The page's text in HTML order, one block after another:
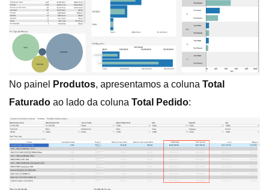
No painel Produtos, apresentamos a coluna Total
Faturado ao lado da coluna Total Pedido: